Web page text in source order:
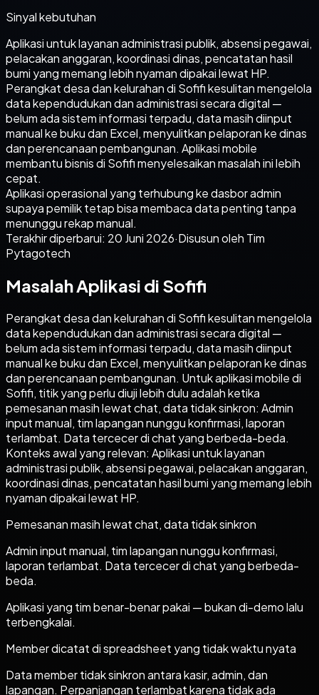
Sinyal kebutuhan
Aplikasi untuk layanan administrasi publik, absensi pegawai,
pelacakan anggaran, koordinasi dinas, pencatatan hasil
bumi yang memang lebih nyaman dipakai lewat HP.
Perangkat desa dan kelurahan di Sofifi kesulitan mengelola
data kependudukan dan administrasi secara digital —
belum ada sistem informasi terpadu, data masih diinput
manual ke buku dan Excel, menyulitkan pelaporan ke dinas
dan perencanaan pembangunan. Aplikasi mobile
membantu bisnis di Sofifi menyelesaikan masalah ini lebih
cepat.
Aplikasi operasional yang terhubung ke dasbor admin
supaya pemilik tetap bisa membaca data penting tanpa
menunggu rekap manual.
Terakhir diperbarui: 20 Juni 2026·Disusun oleh Tim
Pytagotech
Masalah Aplikasi di Sofifi
Perangkat desa dan kelurahan di Sofifi kesulitan mengelola
data kependudukan dan administrasi secara digital —
belum ada sistem informasi terpadu, data masih diinput
manual ke buku dan Excel, menyulitkan pelaporan ke dinas
dan perencanaan pembangunan. Untuk aplikasi mobile di
Sofifi, titik yang perlu diuji lebih dulu adalah ketika
pemesanan masih lewat chat, data tidak sinkron: Admin
input manual, tim lapangan nunggu konfirmasi, laporan
terlambat. Data tercecer di chat yang berbeda-beda.
Konteks awal yang relevan: Aplikasi untuk layanan
administrasi publik, absensi pegawai, pelacakan anggaran,
koordinasi dinas, pencatatan hasil bumi yang memang lebih
nyaman dipakai lewat HP.
Pemesanan masih lewat chat, data tidak sinkron
Admin input manual, tim lapangan nunggu konfirmasi,
laporan terlambat. Data tercecer di chat yang berbeda-
beda.
Aplikasi yang tim benar-benar pakai — bukan di-demo lalu
terbengkalai.
Member dicatat di spreadsheet yang tidak waktu nyata
Data member tidak sinkron antara kasir, admin, dan
lapangan. Perpanjangan terlambat karena tidak ada